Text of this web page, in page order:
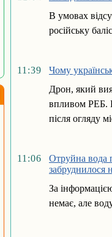
В умовах
російську
11:39 Чому
Дрон, який
впливом РЕБ.
після огляду
11:06
Отруйна вода
забруднилося
За
немає, але